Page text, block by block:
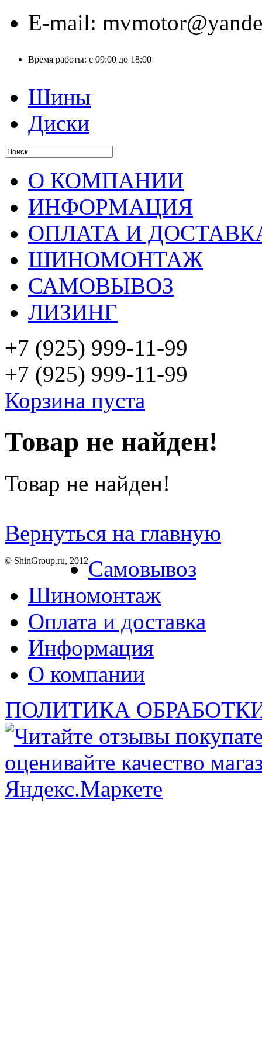
E-mail:
Время работы: с 09:00 до 18:00
Шины
Диски
О КОМПАНИИ
ИНФОРМАЦИЯ
ОПЛАТА И
ШИНОМОНТАЖ
САМОВЫВОЗ
ЛИЗИНГ
+7 (925) 999-11-99
+7 (925) 999-11-99
Корзина пуста
Товар не найден!
Товар не найден!
Вернуться на главную
© ShinGroup.ru, 2012Самовывоз
Шиномонтаж
Оплата и доставка
Информация
О компании
ПОЛИТИКА